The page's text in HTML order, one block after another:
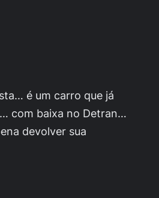
é um carro que já
com baixa no Detran…
devolver sua